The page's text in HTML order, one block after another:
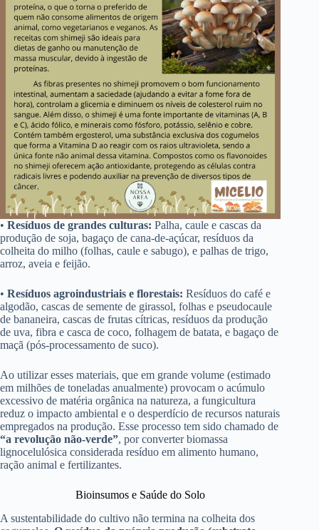
• Resíduos de grandes culturas: Palha, caule e cascas da
produção de soja, bagaço de cana-de-açúcar, resíduos da
colheita do milho (folhas, caule e sabugo), e palhas de trigo,
arroz, aveia e feijão.
• Resíduos agroindustriais e florestais: Resíduos do café e
algodão, cascas de semente de girassol, folhas e pseudocaule
de bananeira, cascas de frutas cítricas, resíduos da produção
de uva, fibra e casca de coco, folhagem de batata, e bagaço de
maçã (pós-processamento de suco).
Ao utilizar esses materiais, que em grande volume (estimado
em milhões de toneladas anualmente) provocam o acúmulo
excessivo de matéria orgânica na natureza, a fungicultura
reduz o impacto ambiental e o desperdício de recursos naturais
empregados na produção. Esse processo tem sido chamado de
“a revolução não-verde”, por converter biomassa
lignocelulósica considerada resíduo em alimento humano,
ração animal e fertilizantes.
Bioinsumos e Saúde do Solo
A sustentabilidade do cultivo não termina na colheita dos